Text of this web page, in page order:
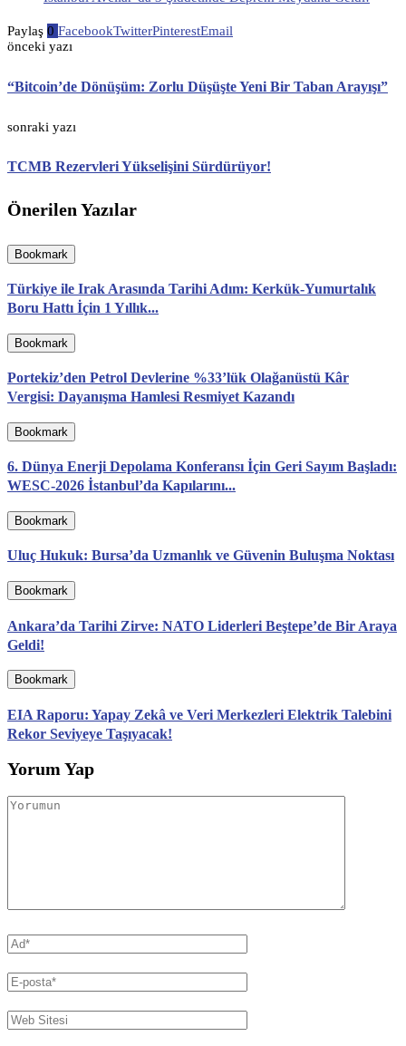
Paylaş 0 FacebookTwitterPinterestEmail
önceki yazı
“Bitcoin’de Dönüşüm: Zorlu Düşüşte Yeni Bir Taban Arayışı”
sonraki yazı
TCMB Rezervleri Yükselişini Sürdürüyor!
Önerilen Yazılar
Bookmark
Türkiye ile Irak Arasında Tarihi Adım: Kerkük-Yumurtalık
Boru Hattı İçin 1 Yıllık...
Bookmark
Portekiz’den Petrol Devlerine %33’lük Olağanüstü Kâr
Vergisi: Dayanışma Hamlesi Resmiyet Kazandı
Bookmark
6. Dünya Enerji Depolama Konferansı İçin Geri Sayım Başladı:
WESC-2026 İstanbul’da Kapılarını...
Bookmark
Uluç Hukuk: Bursa’da Uzmanlık ve Güvenin Buluşma Noktası
Bookmark
Ankara’da Tarihi Zirve: NATO Liderleri Beştepe’de Bir Araya
Geldi!
Bookmark
EIA Raporu: Yapay Zekâ ve Veri Merkezleri Elektrik Talebini
Rekor Seviyeye Taşıyacak!
Yorum Yap